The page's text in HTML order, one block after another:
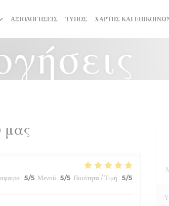
ΑΞΙΟΛΟΓΉΣΕΙΣ ΤΎΠΟΣ ΧΆΡΤΗΣ ΚΑΙ
μας
: 5/5 Μενού: 5/5 Ποιότητα / Τιμή : 5/5